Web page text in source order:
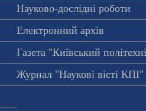
Науково-дослідні роботи
Електронний архів
Газета "Київський
Журнал "Наукові вісті КПІ"